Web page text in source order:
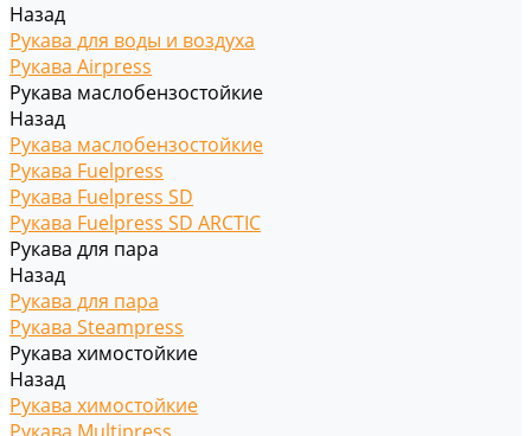
Назад
Рукава для воды и воздуха
Рукава Airpress
Рукава маслобензостойкие
Назад
Рукава маслобензостойкие
Рукава Fuelpress
Рукава Fuelpress SD
Рукава Fuelpress SD ARCTIC
Рукава для пара
Назад
Рукава для пара
Рукава Steampress
Рукава химостойкие
Назад
Рукава химостойкие